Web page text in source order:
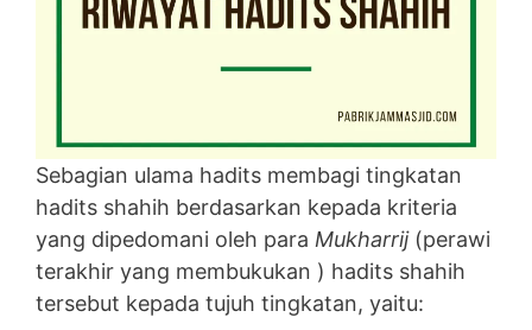
Sebagian ulama hadits membagi tingkatan
hadits shahih berdasarkan kepada kriteria
yang dipedomani oleh para Mukharrij(perawi
terakhir yang membukukan ) hadits shahih
tersebut kepada tujuh tingkatan, yaitu: